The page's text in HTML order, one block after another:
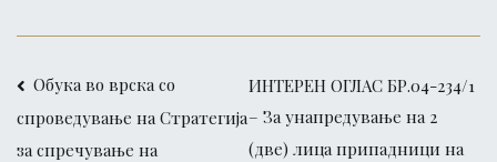
Post
navigation
Oбука во врска со
спроведување на Стратегија
за спречување на
ИНТЕРЕН ОГЛАС БР.04-234/1
– За унапредување на 2
(две) лица припадници на